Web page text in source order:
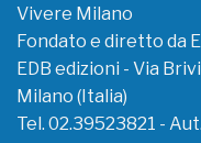
Vivere Milano
Fondato e diretto da
EDB edizioni - Via
Milano (Italia)
Tel. 02.39523821 -